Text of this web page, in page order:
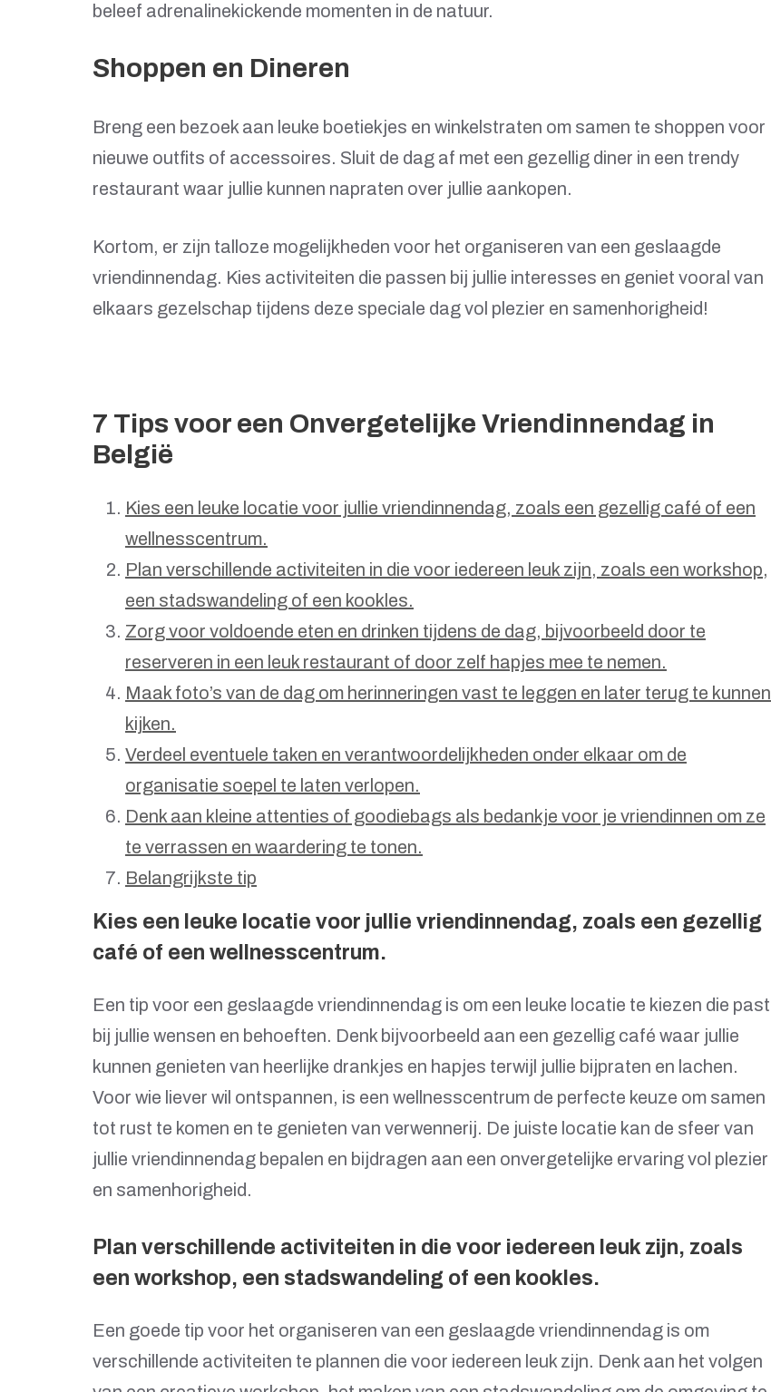
beleef adrenalinekickende momenten in de natuur.
Shoppen en Dineren
Breng een bezoek aan leuke boetiekjes en winkelstraten om samen te shoppen voor
nieuwe outfits of accessoires. Sluit de dag af met een gezellig diner in een trendy
restaurant waar jullie kunnen napraten over jullie aankopen.
Kortom, er zijn talloze mogelijkheden voor het organiseren van een geslaagde
vriendinnendag. Kies activiteiten die passen bij jullie interesses en geniet vooral van
elkaars gezelschap tijdens deze speciale dag vol plezier en samenhorigheid!
7 Tips voor een Onvergetelijke Vriendinnendag in
België
Kies een leuke locatie voor jullie vriendinnendag, zoals een gezellig café of een
wellnesscentrum.
Plan verschillende activiteiten in die voor iedereen leuk zijn, zoals een workshop,
een stadswandeling of een kookles.
Zorg voor voldoende eten en drinken tijdens de dag, bijvoorbeeld door te
reserveren in een leuk restaurant of door zelf hapjes mee te nemen.
Maak foto’s van de dag om herinneringen vast te leggen en later terug te kunnen
kijken.
Verdeel eventuele taken en verantwoordelijkheden onder elkaar om de
organisatie soepel te laten verlopen.
Denk aan kleine attenties of goodiebags als bedankje voor je vriendinnen om ze
te verrassen en waardering te tonen.
Belangrijkste tip
Kies een leuke locatie voor jullie vriendinnendag, zoals een gezellig
café of een wellnesscentrum.
Een tip voor een geslaagde vriendinnendag is om een leuke locatie te kiezen die past
bij jullie wensen en behoeften. Denk bijvoorbeeld aan een gezellig café waar jullie
kunnen genieten van heerlijke drankjes en hapjes terwijl jullie bijpraten en lachen.
Voor wie liever wil ontspannen, is een wellnesscentrum de perfecte keuze om samen
tot rust te komen en te genieten van verwennerij. De juiste locatie kan de sfeer van
jullie vriendinnendag bepalen en bijdragen aan een onvergetelijke ervaring vol plezier
en samenhorigheid.
Plan verschillende activiteiten in die voor iedereen leuk zijn, zoals
een workshop, een stadswandeling of een kookles.
Een goede tip voor het organiseren van een geslaagde vriendinnendag is om
verschillende activiteiten te plannen die voor iedereen leuk zijn. Denk aan het volgen